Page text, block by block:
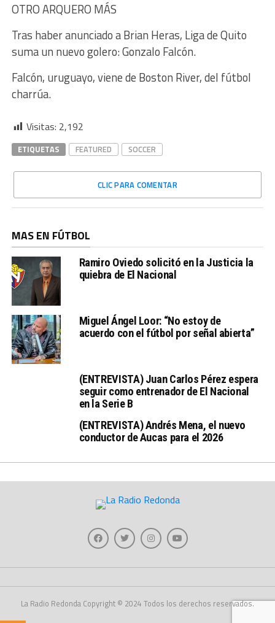
OTRO ARQUERO MÁS
Tras haber anunciado a Brian Heras, Liga de Quito
suma un nuevo golero: Gonzalo Falcón.
Falcón, uruguayo, viene de Boston River, del fútbol
charrúa.
Visitas: 2,192
ETIQUETAS FEATURED SOCCER
CLIC PARA COMENTAR
MAS EN FÚTBOL
Ramiro Oviedo solicitó en la Justicia la
quiebra de El Nacional
Miguel Ángel Loor: “No estoy de
acuerdo con el fútbol por señal abierta”
(ENTREVISTA) Juan Carlos Pérez espera
seguir como entrenador de El Nacional
en la Serie B
(ENTREVISTA) Andrés Mena, el nuevo
conductor de Aucas para el 2026
La Radio Redonda Copyright © 2024 Todos los derechos reservados.